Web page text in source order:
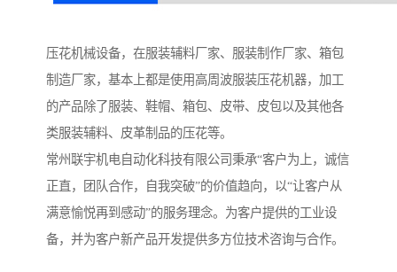
压花机械设备，在服装辅料厂家、服装制作厂家、箱包
制造厂家，基本上都是使用高周波服装压花机器，加工
的产品除了服装、鞋帽、箱包、皮带、皮包以及其他各
类服装辅料、皮革制品的压花等。
常州联宇机电自动化科技有限公司秉承“客户为上，诚信
正直，团队合作，自我突破”的价值趋向，以“让客户从
满意愉悦再到感动”的服务理念。为客户提供的工业设
备，并为客户新产品开发提供多方位技术咨询与合作。